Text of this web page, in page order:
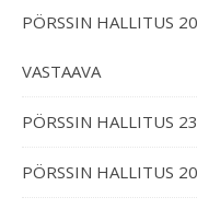
PÖRSSIN HALLITUS
VASTAAVA
PÖRSSIN HALLITUS
PÖRSSIN HALLITUS